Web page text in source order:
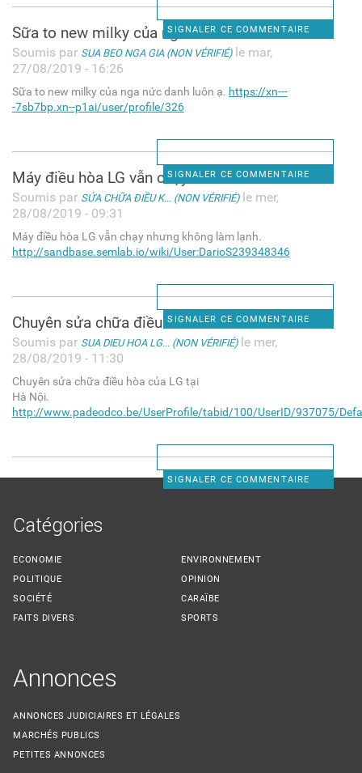
SIGNALER CE COMMENTAIRE
Sữa to new milky của nga nức
Soumis par SUA BEO NGA GIA (NON VÉRIFIÉ)le mar,
27/08/2019 - 16:26
Sữa to new milky của nga nức danh luôn ạ. https://xn---
-7sb7bp.xn--p1ai/user/profile/326
SIGNALER CE COMMENTAIRE
Máy điều hòa LG vẫn chạy
Soumis par SỬA CHỮA ĐIỀU K... (NON VÉRIFIÉ)le mer,
28/08/2019 - 09:31
Máy điều hòa LG vẫn chạy nhưng không làm lạnh.
http://sandbase.semlab.io/wiki/User:DarioS239348346
SIGNALER CE COMMENTAIRE
Chuyên sửa chữa điều hòa của
Soumis par SUA DIEU HOA LG... (NON VÉRIFIÉ)le mer,
28/08/2019 - 11:30
Chuyên sửa chữa điều hòa của LG tại
Hà Nội.
http://www.padeodco.be/UserProfile/tabid/100/UserID/937075/
SIGNALER CE COMMENTAIRE
Catégories
ECONOMIE
POLITIQUE
SOCIÉTÉ
FAITS DIVERS
ENVIRONNEMENT
OPINION
CARAÏBE
SPORTS
Annonces
ANNONCES JUDICIAIRES ET LÉGALES
MARCHÉS PUBLICS
PETITES ANNONCES